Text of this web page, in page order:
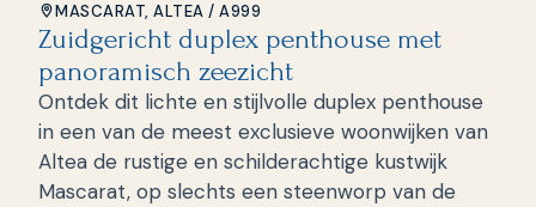
MASCARAT, ALTEA /A999
Zuidgericht duplex penthouse met
panoramisch zeezicht
Ontdek dit lichte en stijlvolle duplex penthouse
in een van de meest exclusieve woonwijken van
Altea de rustige en schilderachtige kustwijk
Mascarat, op slechts een steenworp van de